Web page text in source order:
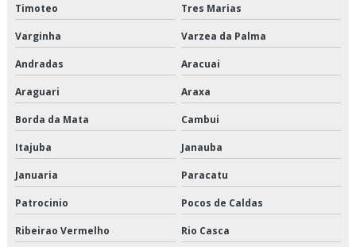
Empresa de transporte nordeste
Empresa que transporta produtos congelados
Empresa transportadora de alimentos
Empresa transportadora de mercadorias
Empresas de armazenagem e logística em sp
Empresas de cross docking
Timoteo Tres Marias
Varginha Varzea da Palma
Andradas Aracuai
Araguari Araxa
Borda da Mata Cambui
Itajuba Janauba
Januaria Paracatu
Patrocinio Pocos de Caldas
Ribeirao Vermelho Rio Casca